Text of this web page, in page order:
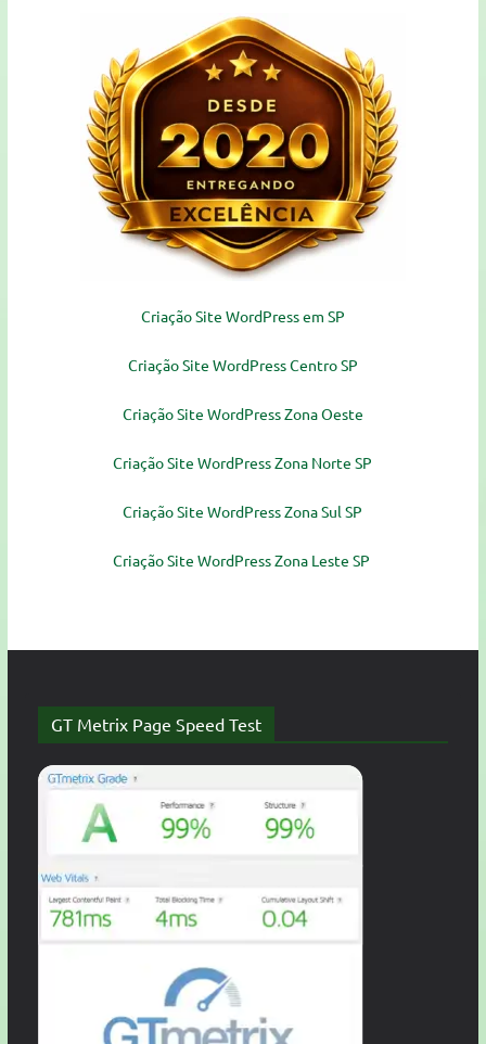
Criação Site WordPress em SP
Criação Site WordPress Centro SP
Criação Site WordPress Zona Oeste
Criação Site WordPress Zona Norte SP
Criação Site WordPress Zona Sul SP
Criação Site WordPress Zona Leste SP
GT Metrix Page Speed Test